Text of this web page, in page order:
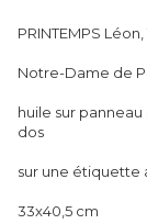
PRINTEMPS Léon,
Notre-Dame de
huile sur panneau
dos
sur une étiquette
33x40,5 cm